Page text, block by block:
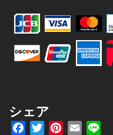
シェア
FacebookTwitterPinterest
Email